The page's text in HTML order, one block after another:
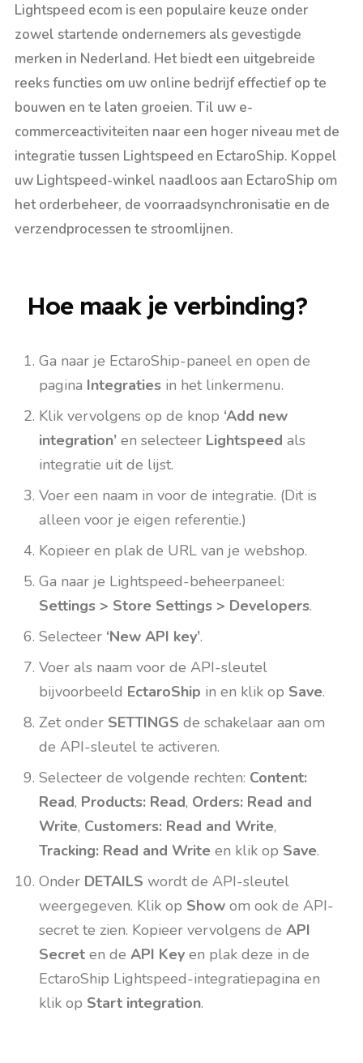
Lightspeed ecom is een populaire keuze onder
zowel startende ondernemers als gevestigde
merken in Nederland. Het biedt een uitgebreide
reeks functies om uw online bedrijf effectief op te
bouwen en te laten groeien. Til uw e-
commerceactiviteiten naar een hoger niveau met de
integratie tussen Lightspeed en EctaroShip. Koppel
uw Lightspeed-winkel naadloos aan EctaroShip om
het orderbeheer, de voorraadsynchronisatie en de
verzendprocessen te stroomlijnen.
Hoe maak je verbinding?
Ga naar je EctaroShip-paneel en open de
pagina Integraties in het linkermenu.
Klik vervolgens op de knop ‘Add new
integration’ en selecteer Lightspeed als
integratie uit de lijst.
Voer een naam in voor de integratie. (Dit is
alleen voor je eigen referentie.)
Kopieer en plak de URL van je webshop.
Ga naar je Lightspeed-beheerpaneel:
Settings > Store Settings > Developers.
Selecteer ‘New API key’.
Voer als naam voor de API-sleutel
bijvoorbeeld EctaroShip in en klik op Save.
Zet onder SETTINGS de schakelaar aan om
de API-sleutel te activeren.
Selecteer de volgende rechten: Content:
Read, Products: Read, Orders: Read and
Write, Customers: Read and Write,
Tracking: Read and Write en klik op Save.
Onder DETAILS wordt de API-sleutel
weergegeven. Klik op Show om ook de API-
secret te zien. Kopieer vervolgens de API
Secret en de API Key en plak deze in de
EctaroShip Lightspeed-integratiepagina en
klik op Start integration.